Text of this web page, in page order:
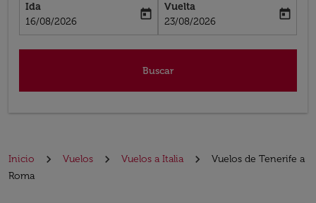
Ida
fc-booking-departure-date-aria-label
16/08/2026
today
Vuelta
fc-booking-return-date-aria-label
23/08/2026
today
Buscar
Inicio Vuelos Vuelos a Italia
Vuelos de Tenerife a
Roma